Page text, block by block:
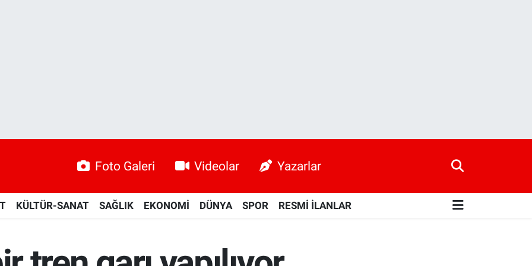
Foto Galeri Videolar Yazarlar
KÜLTÜR-SANAT SAĞLIK EKONOMİ DÜNYA SPOR RESMİ İLANLAR